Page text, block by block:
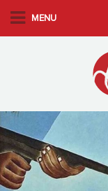
m
a
i
n
c
MENU